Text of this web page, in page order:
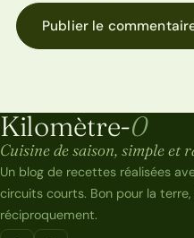
Publier le
Kilomètre-0
Kilomètre-0
Cuisine de saison, simple et
Un blog de recettes réalisées
circuits courts. Bon pour la
réciproquement.